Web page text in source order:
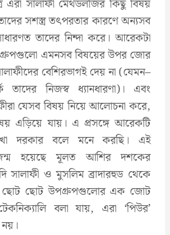
এরা সালাফী মেথডলজির কিছু বিষয়
সশস্ত্র তৎপরতার কারণে অন্যসব
তাদের নিন্দা করে। আরেকটা
এমনসব বিষয়ের উপর জোর
বেশিরভাগই দেয় না (যেমন–
তাদের নিজস্ব ধ্যানধারণা)। এবং
যেসব বিষয় নিয়ে আলোচনা করে,
এড়িয়ে যায়। এ প্রসঙ্গে আরেকটি
দরকার বলে মনে করছি। এই
হয়েছে মূলত আশির দশকের
সালাফী ও মুসলিম ব্রাদারহুড থেকে
ছোট ছোট উপগ্রুপগুলোর এক জোট
বলা যায়, এরা ‘পিউর’